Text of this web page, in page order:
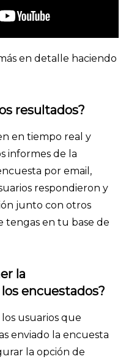
en detalle haciendo
resultados?
en tiempo real y
informes de la
por email,
respondieron y
junto con otros
tengas en tu base de
la
encuestados?
usuarios que
enviado la encuesta
la opción de